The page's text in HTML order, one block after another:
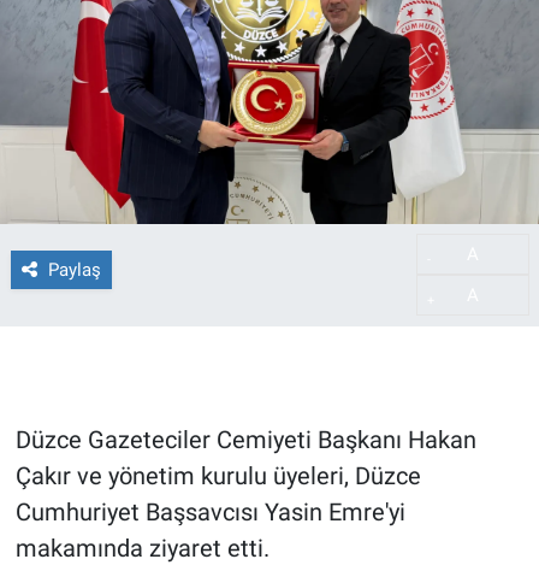
Paylaş
Düzce Gazeteciler Cemiyeti Başkanı Hakan
Çakır ve yönetim kurulu üyeleri, Düzce
Cumhuriyet Başsavcısı Yasin Emre'yi
makamında ziyaret etti.
İletişim
Künye
Tüm Manşetler
Son Dakika Haberleri
Haber Arşivi